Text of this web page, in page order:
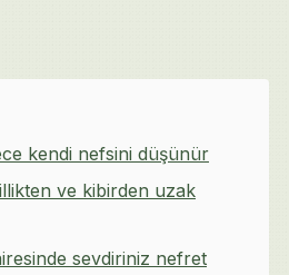
kendi nefsini düşünür
ve kibirden uzak
sevdiriniz nefret